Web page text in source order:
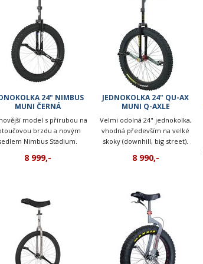
24" NIMBUS
MUNI ČERNÁ
model s přírubou na
brzdu a novým
Nimbus Stadium.
8 999,-
JEDNOKOLKA 24" QU-AX
MUNI Q-AXLE
Velmi odolná 24" jednokolka,
vhodná především na velké
skoky (downhill, big street).
ráfkové brzdy Magura HS11.
8 990,-